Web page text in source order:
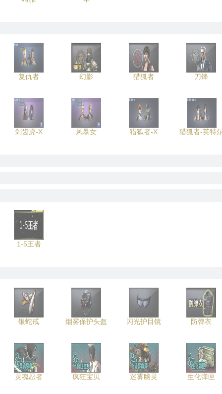
复仇者 幻影 猎狐者 刀锋
剑齿虎-X 风暴女 猎狐者-X 猎狐者-英特
1-5王者
银蛇戒 烟雾保护头盔 闪光护目镜 防弹衣
灵魂忍者 疯狂宝贝 迷雾幽灵 生化弹匣